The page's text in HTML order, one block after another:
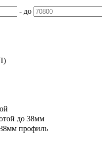
- до
до 38мм
профиль